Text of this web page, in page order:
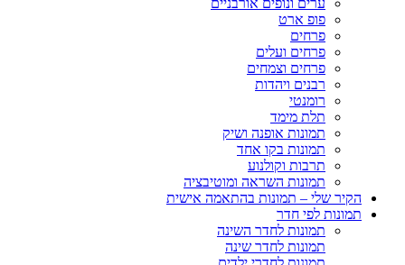
פופ ארט
פרחים
פרחים ועלים
פרחים וצמחים
רבנים ויהדות
רומנטי
תלת מימד
תמונות אופנה ושיק
תמונות בקו אחד
תרבות וקולנוע
תמונות השראה ומוטיבציה
הקיר שלי – תמונות בהתאמה אישית
תמונות לפי חדר
תמונות לחדר השינה
תמונות לחדר שינה